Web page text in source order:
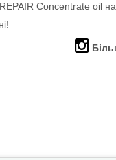
Concentrate oil